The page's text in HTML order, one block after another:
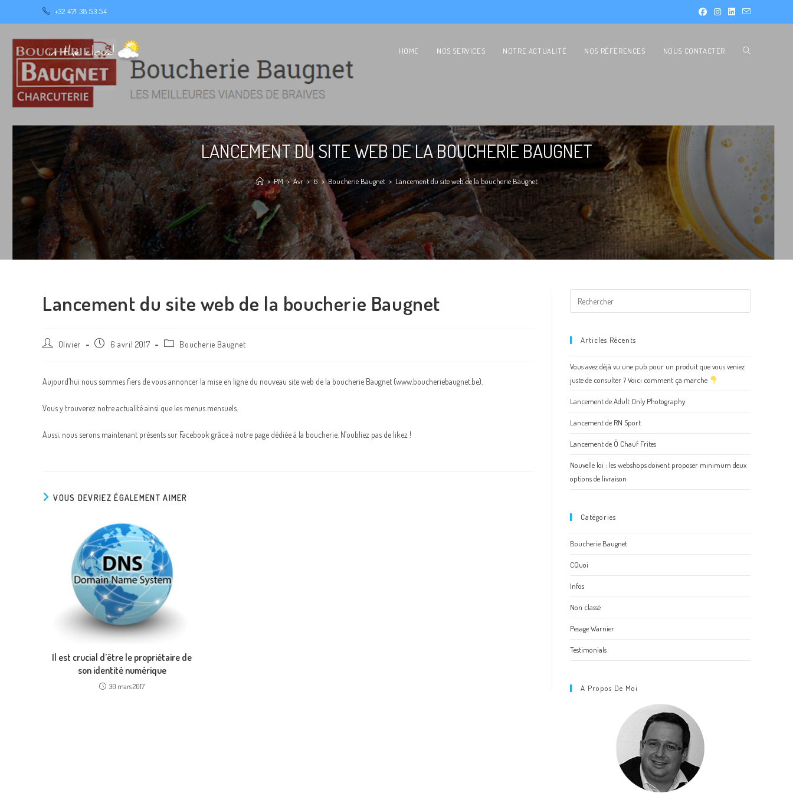
+32 471 38 53 54
HOME NOS SERVICES NOTRE ACTUALITÉ NOS RÉFÉRENCES NOUS CONTACTER
LANCEMENT DU SITE WEB DE LA BOUCHERIE BAUGNET
> PM > Avr > 6 > Boucherie Baugnet > Lancement du site web de la boucherie Baugnet
Lancement du site web de la boucherie Baugnet
Olivier 6 avril 2017 Boucherie Baugnet
Aujourd’hui nous sommes fiers de vous annoncer la mise en ligne du nouveau site web de la boucherie Baugnet (www.boucheriebaugnet.be).
Vous y trouverez notre actualité ainsi que les menus mensuels.
Aussi, nous serons maintenant présents sur Facebook grâce à notre page dédiée à la boucherie. N’oubliez pas de likez !
VOUS DEVRIEZ ÉGALEMENT AIMER
Il est crucial d’être le propriétaire de
son identité numérique
30 mars 2017
Articles Récents
Vous avez déjà vu une pub pour un produit que vous veniez
juste de consulter ? Voici comment ça marche
Lancement de Adult Only Photography
Lancement de RN Sport
Lancement de Ô Chauf Frites
Nouvelle loi : les webshops doivent proposer minimum deux
options de livraison
Catégories
Boucherie Baugnet
CQuoi
Infos
Non classé
Pesage Warnier
Testimonials
A Propos De Moi